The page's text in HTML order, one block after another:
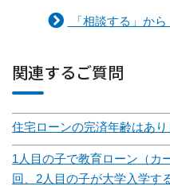
「相談する」か
関連するご質問
住宅ローンの完済年齢はあり
1人目の子で教育ローン（カ
回、2人目の子が大学入学す